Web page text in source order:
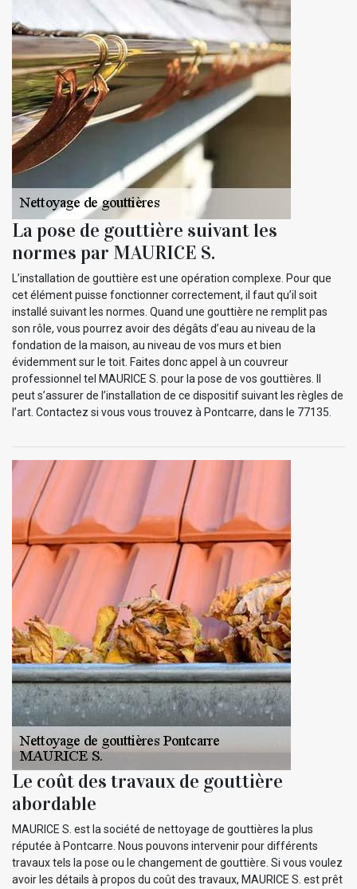
La pose de gouttière suivant les
normes par MAURICE S.
L’installation de gouttière est une opération complexe. Pour que
cet élément puisse fonctionner correctement, il faut qu’il soit
installé suivant les normes. Quand une gouttière ne remplit pas
son rôle, vous pourrez avoir des dégâts d’eau au niveau de la
fondation de la maison, au niveau de vos murs et bien
évidemment sur le toit. Faites donc appel à un couvreur
professionnel tel MAURICE S. pour la pose de vos gouttières. Il
peut s’assurer de l’installation de ce dispositif suivant les règles de
l’art. Contactez si vous vous trouvez à Pontcarre, dans le 77135.
Le coût des travaux de gouttière
abordable
MAURICE S. est la société de nettoyage de gouttières la plus
réputée à Pontcarre. Nous pouvons intervenir pour différents
travaux tels la pose ou le changement de gouttière. Si vous voulez
avoir les détails à propos du coût des travaux, MAURICE S. est prêt